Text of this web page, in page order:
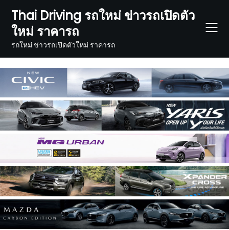
content
Thai Driving รถใหม่ ข่าวรถเปิดตัว
ใหม่ ราคารถ
รถใหม่ ข่าวรถเปิดตัวใหม่ ราคารถ